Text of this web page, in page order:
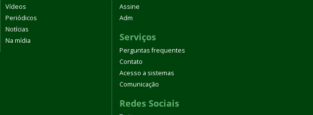
Vídeos
Periódicos
Notícias
Na mídia
Assine
Adm
Serviços
Perguntas frequentes
Contato
Acesso a sistemas
Comunicação
Redes Sociais